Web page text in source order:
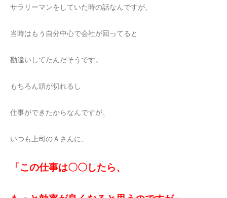
サラリーマンをしていた時の話なんですが、
当時はもう自分中心で会社が回ってると
勘違いしてたんだそうです。
もちろん頭が切れるし
仕事ができたからなんですが、
いつも上司のＡさんに、
「この仕事は〇〇したら、